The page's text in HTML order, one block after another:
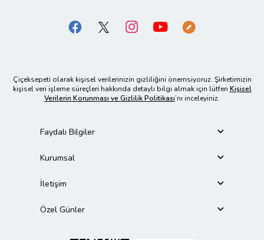
Çiçeksepeti olarak kişisel verilerinizin gizliliğini önemsiyoruz. Şirketimizin
kişisel veri işleme süreçleri hakkında detaylı bilgi almak için lütfen Kişisel
Verilerin Korunması ve Gizlilik Politikası’nı inceleyiniz.
Faydalı Bilgiler
Kurumsal
İletişim
Özel Günler